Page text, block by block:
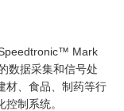
Mark
数据采集和信号处
材、食品、制药等行
制系统。